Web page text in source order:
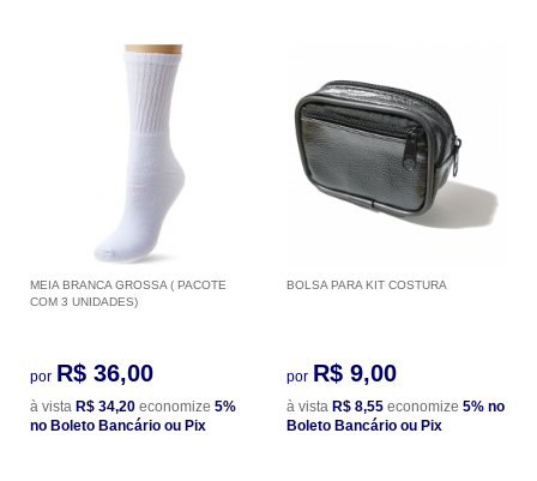
MEIA BRANCA GROSSA ( PACOTE
COM 3 UNIDADES)
por R$ 36,00
à vista R$ 34,20 economize 5%
no Boleto Bancário ou Pix
BOLSA PARA KIT COSTURA
por R$ 9,00
à vista R$ 8,55 economize 5% no
Boleto Bancário ou Pix